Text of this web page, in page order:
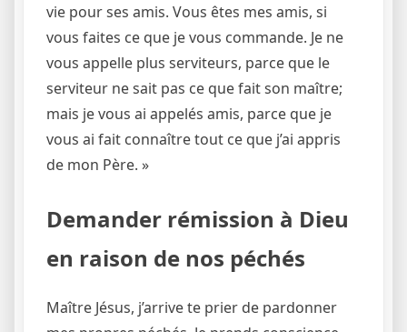
vie pour ses amis. Vous êtes mes amis, si
vous faites ce que je vous commande. Je ne
vous appelle plus serviteurs, parce que le
serviteur ne sait pas ce que fait son maître;
mais je vous ai appelés amis, parce que je
vous ai fait connaître tout ce que j’ai appris
de mon Père. »
Demander rémission à Dieu
en raison de nos péchés
Maître Jésus, j’arrive te prier de pardonner